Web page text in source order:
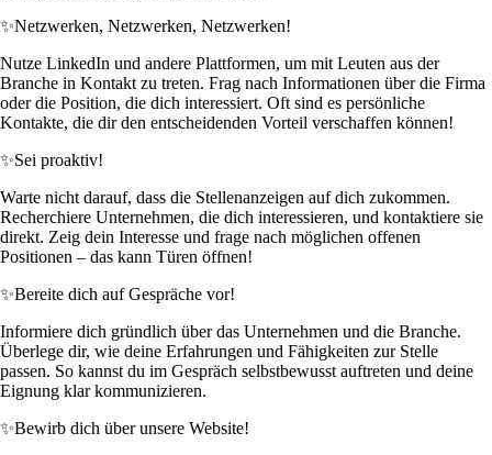
✨Netzwerken, Netzwerken, Netzwerken!
Nutze LinkedIn und andere Plattformen, um mit Leuten aus der
Branche in Kontakt zu treten. Frag nach Informationen über die Firma
oder die Position, die dich interessiert. Oft sind es persönliche
Kontakte, die dir den entscheidenden Vorteil verschaffen können!
✨Sei proaktiv!
Warte nicht darauf, dass die Stellenanzeigen auf dich zukommen.
Recherchiere Unternehmen, die dich interessieren, und kontaktiere sie
direkt. Zeig dein Interesse und frage nach möglichen offenen
Positionen – das kann Türen öffnen!
✨Bereite dich auf Gespräche vor!
Informiere dich gründlich über das Unternehmen und die Branche.
Überlege dir, wie deine Erfahrungen und Fähigkeiten zur Stelle
passen. So kannst du im Gespräch selbstbewusst auftreten und deine
Eignung klar kommunizieren.
✨Bewirb dich über unsere Website!